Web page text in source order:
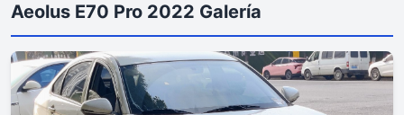
Aeolus E70 Pro 2022 Galería